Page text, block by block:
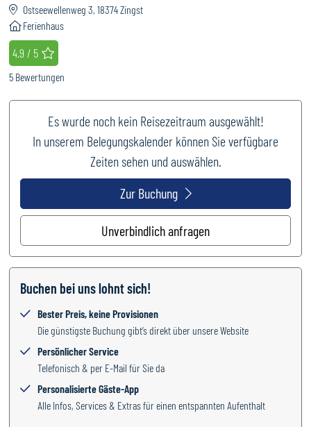
Ostseewellenweg 3, 18374 Zingst
Ferienhaus
4.9 / 5 Bewertung
5 Bewertungen
Es wurde noch kein Reisezeitraum ausgewählt!
In unserem Belegungskalender können Sie verfügbare
Zeiten sehen und auswählen.
Zur Buchung
Unverbindlich anfragen
Buchen bei uns lohnt sich!
Bester Preis, keine Provisionen
Die günstigste Buchung gibt’s direkt über unsere Website
Persönlicher Service
Telefonisch & per E-Mail für Sie da
Personalisierte Gäste-App
Alle Infos, Services & Extras für einen entspannten Aufenthalt